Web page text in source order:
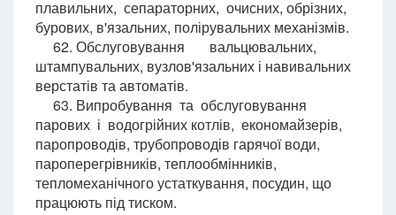
плавильних, сепараторних, очисних, обрізних,
бурових, в'язальних, полірувальних механізмів.
62. Обслуговування вальцювальних,
штампувальних, вузлов'язальних і навивальних
верстатів та автоматів.
63. Випробування та обслуговування
парових і водогрійних котлів, економайзерів,
паропроводів, трубопроводів гарячої води,
пароперегрівників, теплообмінників,
тепломеханічного устаткування, посудин, що
працюють під тиском.